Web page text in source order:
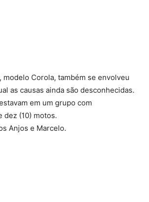
modelo Corola, também se envolveu
as causas ainda são desconhecidas.
em um grupo com
dez (10) motos.
Anjos e Marcelo.